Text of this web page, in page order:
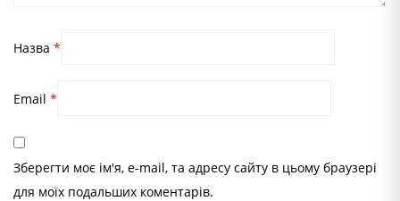
Назва *
Email *
Зберегти моє ім'я, e-mail, та адресу сайту в цьому браузері
для моїх подальших коментарів.